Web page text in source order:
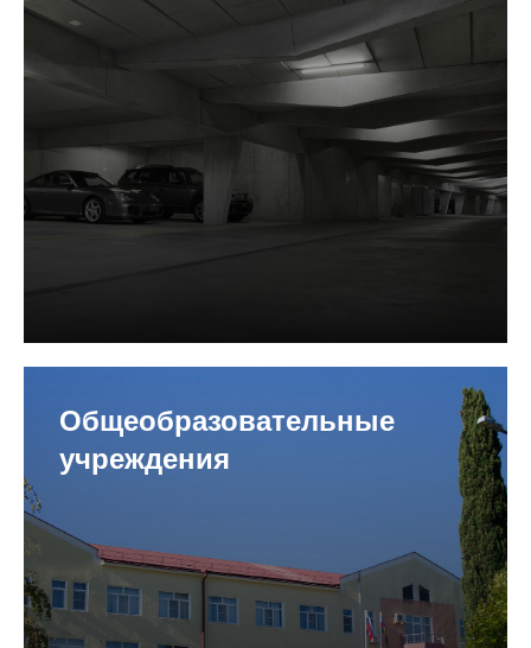
Общеобразовательные
учреждения